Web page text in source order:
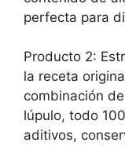
perfecta para
Producto 2:
la receta
combinación
lúpulo, todo
aditivos,